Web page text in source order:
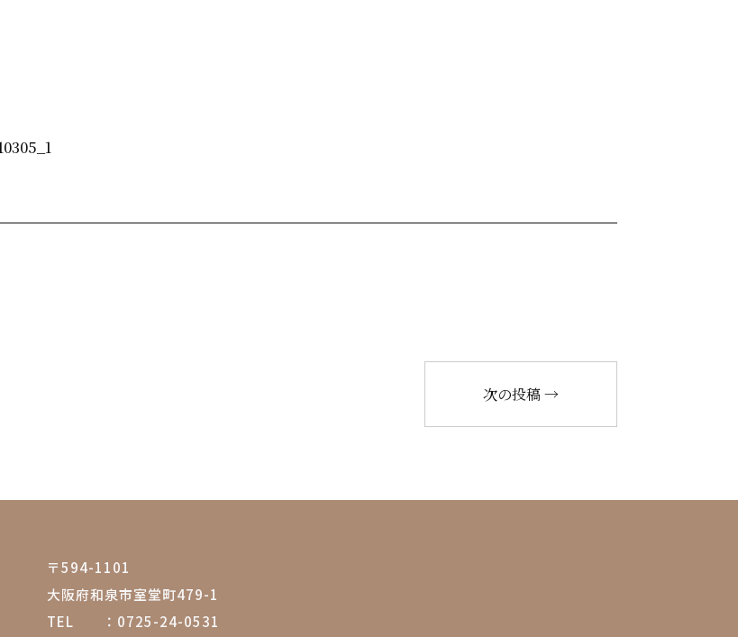
次の投稿→
〒594-1101
大阪府和泉市室堂町479-1
TEL ： 0725-24-0531